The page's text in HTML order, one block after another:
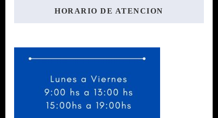
HORARIO DE ATENCION